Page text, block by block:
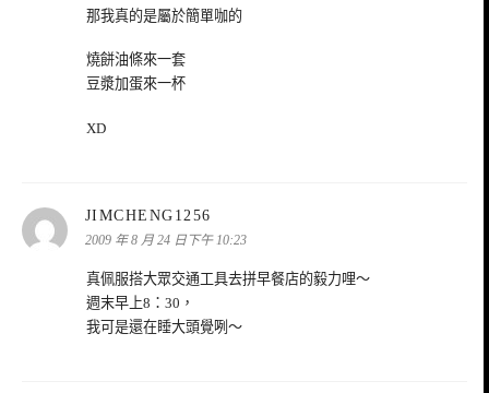
那我真的是屬於簡單咖的
燒餅油條來一套
豆漿加蛋來一杯
XD
JIMCHENG1256
示:
2009 年 8 月 24 日下午 10:23
真佩服搭大眾交通工具去拼早餐店的毅力哩～
週末早上8：30，
我可是還在睡大頭覺咧～